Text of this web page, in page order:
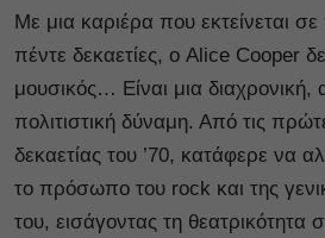
Με μια καριέρα που εκτείνεται
πέντε δεκαετίες, ο Alice Cooper
μουσικός… Είναι μια διαχρονική,
πολιτιστική δύναμη. Από τις
δεκαετίας του ’70, κατάφερε να
το πρόσωπο του rock και της
του, εισάγοντας τη θεατρικότητα